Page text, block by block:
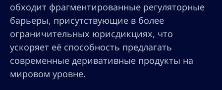
обходит фрагментированные регуляторные
барьеры, присутствующие в более
ограничительных юрисдикциях, что
ускоряет её способность предлагать
современные деривативные продукты на
мировом уровне.